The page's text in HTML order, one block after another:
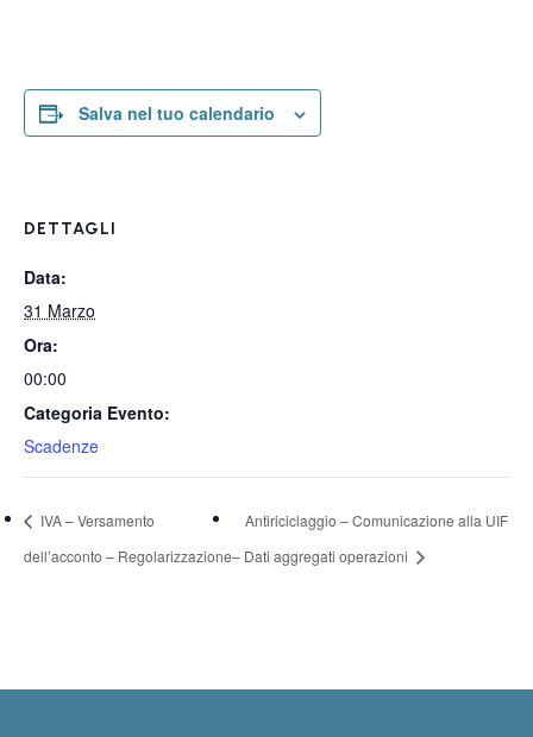
Salva nel tuo calendario
DETTAGLI
Data:
31 Marzo
Ora:
00:00
Categoria Evento:
Scadenze
IVA – Versamento
dell’acconto – Regolarizzazione
Antiriciclaggio – Comunicazione alla UIF
– Dati aggregati operazioni